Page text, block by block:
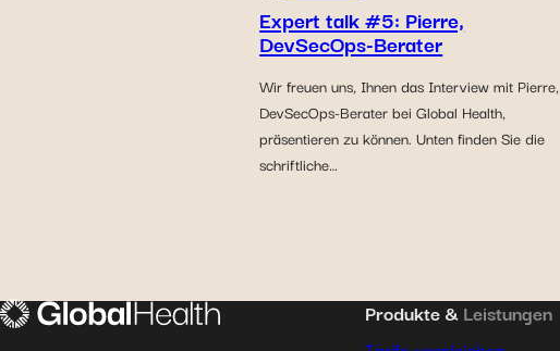
Expert talk #5: Pierre,
DevSecOps-Berater
Wir freuen uns, Ihnen das Interview mit Pierre,
DevSecOps-Berater bei Global Health,
präsentieren zu können. Unten finden Sie die
schriftliche…
Produkte &Leistungen